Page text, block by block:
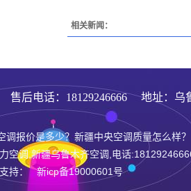
相关新闻：
售后电话：18129246666 地址：乌
调报价是多少？新疆中央空调质量怎么样
空调,新疆乌鲁木齐空调,电话
持： 新icp备19000601号